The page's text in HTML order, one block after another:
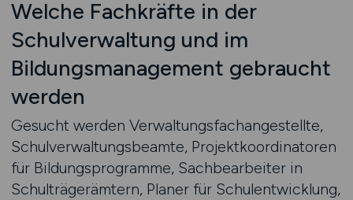
Welche Fachkräfte in der
Schulverwaltung und im
Bildungsmanagement gebraucht
werden
Gesucht werden Verwaltungsfachangestellte,
Schulverwaltungsbeamte, Projektkoordinatoren
für Bildungsprogramme, Sachbearbeiter in
Schulträgerämtern, Planer für Schulentwicklung,